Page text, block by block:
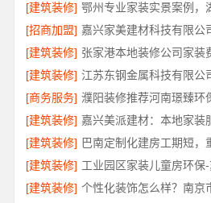
[建筑装修]
[招商加盟] 嘉兴家美建材科技有限公
[建筑装修]
[建筑装修]
[商务服务]
[建筑装修]
[建筑装修]
[建筑装修]
[建筑装修]